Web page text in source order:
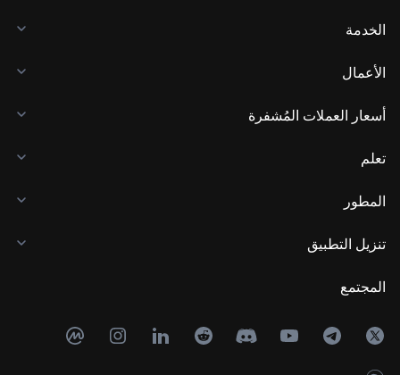
الخدمة
الأعمال
أسعار العملات المُشفرة
تعلم
المطور
تنزيل التطبيق
المجتمع